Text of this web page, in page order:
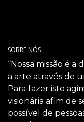
SOBRE NÓS
“Nossa missão é
a arte através de
Para fazer isto
visionária afim de
possível de